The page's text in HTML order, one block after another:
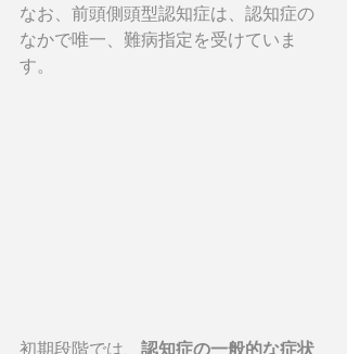
なお、前頭側頭型認知症は、認知症の
なかで唯一、難病指定を受けていま
す。
初期段階では、 認知症の一般的な症状